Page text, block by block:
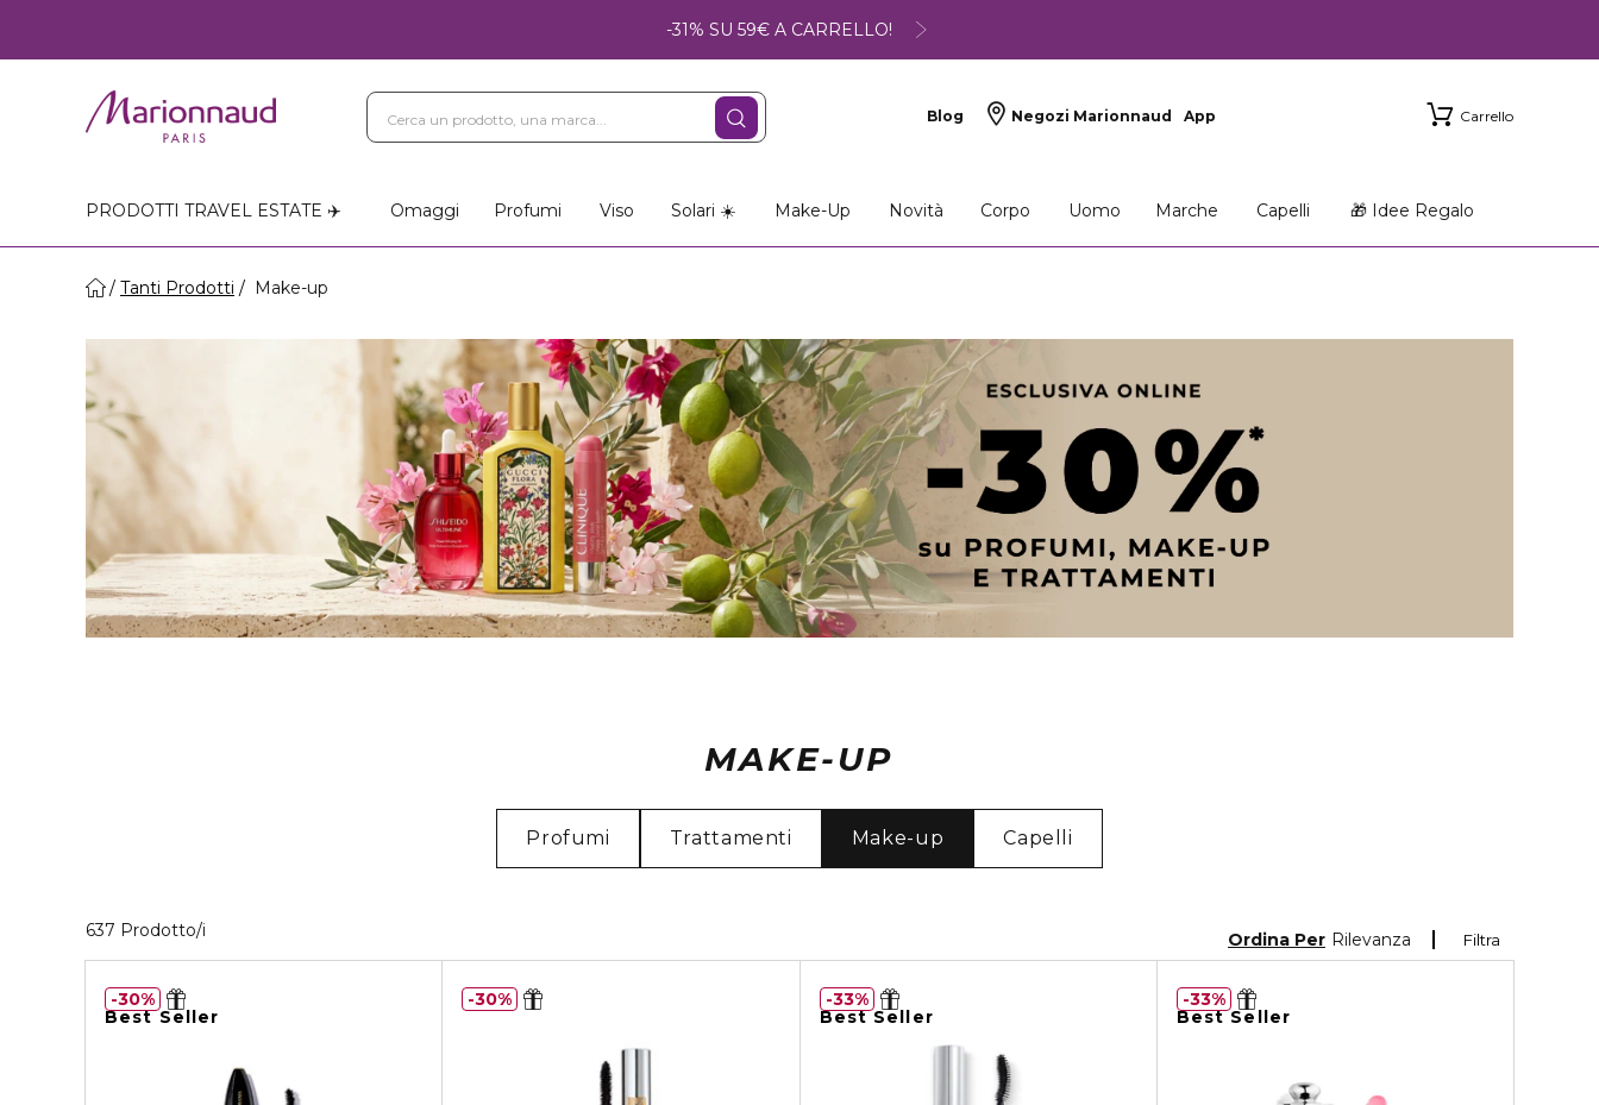
-31% SU 59€ A CARRELLO!
Blog Negozi Marionnaud App Carrello
PRODOTTI TRAVEL ESTATE ✈️ Omaggi Profumi Viso Solari ☀️ Make-Up Novità Corpo Uomo Marche Capelli 🎁 Idee Regalo
Tanti Prodotti Make-up
MAKE-UP
Profumi Trattamenti Make-up Capelli
637 Prodotto/i Filtra
Ordina Per Rilevanza
Best Seller
30%
30%
Best Seller
33%
Best Seller
33%